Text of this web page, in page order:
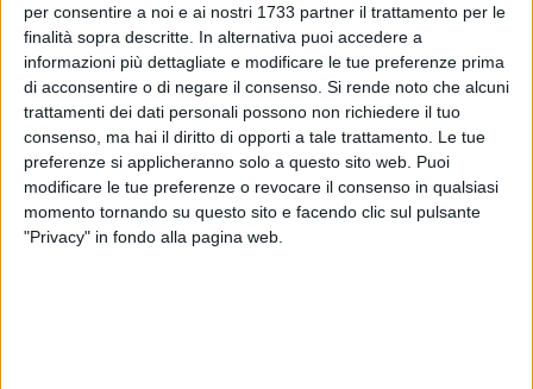
per consentire a noi e ai nostri 1733 partner il trattamento per le
finalità sopra descritte. In alternativa puoi accedere a
informazioni più dettagliate e modificare le tue preferenze prima
di acconsentire o di negare il consenso. Si rende noto che alcuni
trattamenti dei dati personali possono non richiedere il tuo
consenso, ma hai il diritto di opporti a tale trattamento. Le tue
preferenze si applicheranno solo a questo sito web. Puoi
modificare le tue preferenze o revocare il consenso in qualsiasi
momento tornando su questo sito e facendo clic sul pulsante
"Privacy" in fondo alla pagina web.
effettuano una illecita concorrenza nei confronti degli onesti,
i quali si difendono non facendo il loro dovere di
contribuenti. E' un circolo vizioso. Ragion per cui sono a
chiedere, in difesa degli onesti che pagano le tasse dovute,
che ci siano meno vigili urbani a fare gli autisti o gli
impiegati e più pattuglie per sanzionare l'abusivismo.
Oppure dal Comune si aspettano che i commercianti
debbano personalmente fare le ronde e incaricarsi
direttamente di difendere la legalità? Comune di Trani, se ci